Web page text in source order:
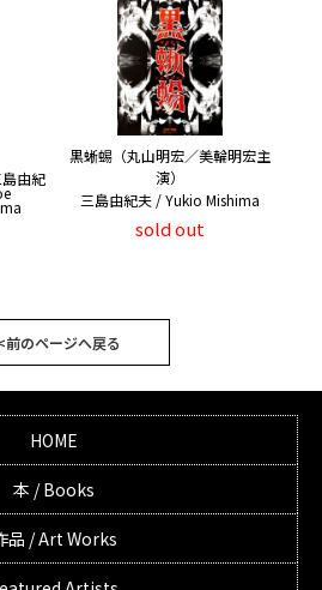
由紀
黒蜥蜴（丸山明宏／美輪明宏主
演）
三島由紀夫 / Yukio Mishima
sold out
前のページへ戻る
HOME
本 / Books
品 / Art Works